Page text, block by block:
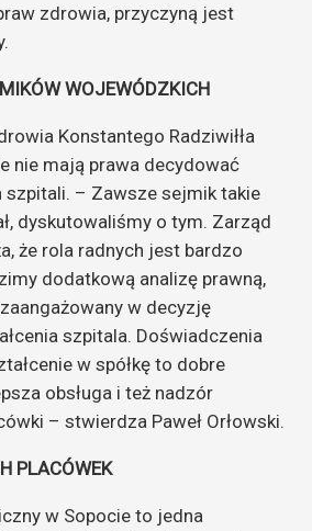
zdrowia, przyczyną jest
WOJEWÓDZKICH
Konstantego Radziwiłła
nie mają prawa decydować
szpitali. – Zawsze sejmik takie
dyskutowaliśmy o tym. Zarząd
że rola radnych jest bardzo
dodatkową analizę prawną,
w decyzję
szpitala. Doświadczenia
w spółkę to dobre
obsługa i też nadzór
– stwierdza Paweł Orłowski.
PLACÓWEK
w Sopocie to jedna